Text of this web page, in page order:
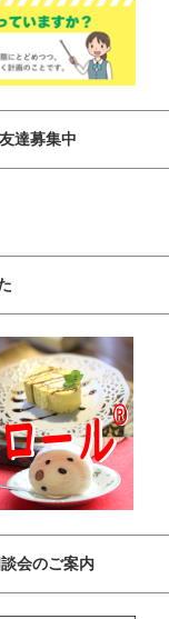
達募集中
会のご案内